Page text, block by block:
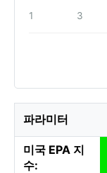
1 3
파라미터
미국 EPA 지
수: